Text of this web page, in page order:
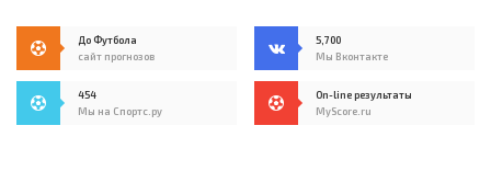
До Футбола
сайт прогнозов
5,700
Мы Вконтакте
454
Мы на Спортс.ру
On-line результаты
MyScore.ru